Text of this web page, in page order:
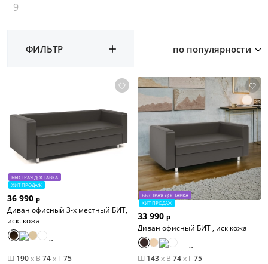
9
ФИЛЬТР по популярности
БЫСТРАЯ ДОСТАВКА
ХИТ ПРОДАЖ
36 990 р
Диван офисный 3-х местный БИТ,
иск. кожа
Ш 190x В 74x Г75
БЫСТРАЯ ДОСТАВКА
ХИТ ПРОДАЖ
33 990 р
Диван офисный БИТ , иск кожа
Ш 143x В 74x Г75